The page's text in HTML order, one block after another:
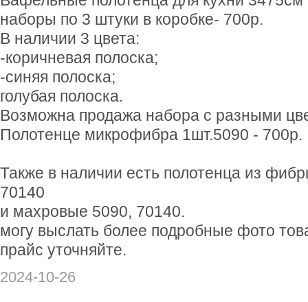
наборы по 3 штуки в коробке- 700р.
В наличии 3 цвета:
-коричневая полоска;
-синяя полоска;
голубая полоска.
Возможна продажа набора с разными
Полотенце микрофибра 1шт.5090 - 700р.
Также в наличии есть полотенца из
70140
и махровые 5090, 70140.
могу выслать более подробные фото
прайс уточняйте.
2024-10-26